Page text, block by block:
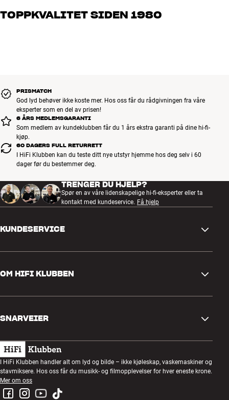
Fortell oss hva du drømmer om, så finner vi løsningen som passer
TOPPKVALITET SIDEN 1980
PRISMATCH
God lyd behøver ikke koste mer. Hos oss får du rådgivningen fra våre
eksperter som en del av prisen!
6 ÅRS MEDLEMSGARANTI
Som medlem av kundeklubben får du 1 års ekstra garanti på dine hi-fi-
kjøp.
60 DAGERS FULL RETURRETT
I HiFi Klubben kan du teste ditt nye utstyr hjemme hos deg selv i 60
dager før du bestemmer deg.
TRENGER DU HJELP?
Spør en av våre lidenskapelige hi-fi-eksperter eller ta
kontakt med kundeservice. Få hjelp
KUNDESERVICE
Spørsmål og svar
Retur og reklamasjon
Angre på bestilling
Handelsbetingelser
Personvernpolicy
OM HIFI KLUBBEN
Om oss
Kundeklubb
Lyttekveld
Konkurranser
SNARVEIER
Gavekort
Bygg med lyd
Montering og installasjon
I HiFi Klubben handler alt om lyd og bilde – ikke kjøleskap, vaskemaskiner og
stavmiksere. Hos oss får du musikk- og filmopplevelser for hver eneste krone.
Mer om oss